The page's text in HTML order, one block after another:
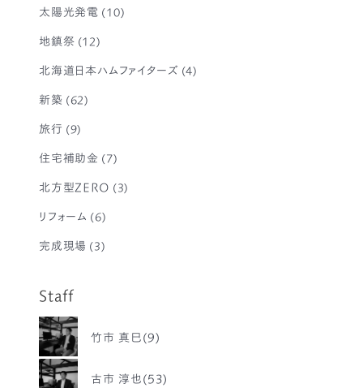
太陽光発電 (10)
地鎮祭 (12)
北海道日本ハムファイターズ (4)
新築 (62)
旅行 (9)
住宅補助金 (7)
北方型ZERO (3)
リフォーム (6)
完成現場 (3)
Staff
竹市 真巳(9)
古市 淳也(53)